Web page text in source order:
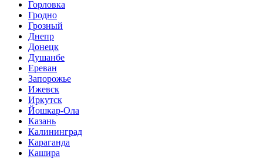
Горловка
Гродно
Грозный
Днепр
Донецк
Душанбе
Ереван
Запорожье
Ижевск
Иркутск
Йошкар-Ола
Казань
Калининград
Караганда
Кашира